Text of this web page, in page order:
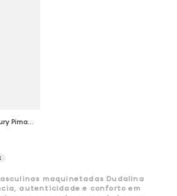
maquinetadas Dudalina
autenticidade e conforto em